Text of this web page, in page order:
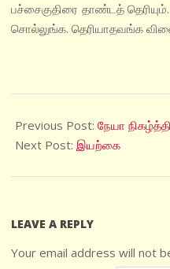
பச்சைகுதிரை தாண்டத்
சொல்லுங்க. தெரியாதவங்க
08-
15
Previous Post: நேயா
Next Post: இயற்கை
LEAVE A REPLY
Your email address will not